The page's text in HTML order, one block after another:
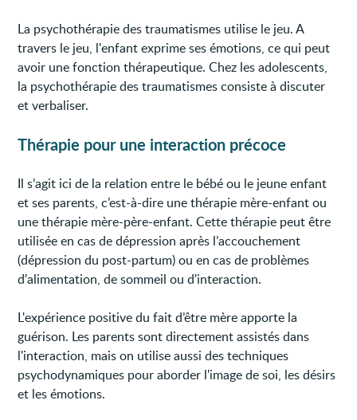
La psychothérapie des traumatismes utilise le jeu. A
travers le jeu, l'enfant exprime ses émotions, ce qui peut
avoir une fonction thérapeutique. Chez les adolescents,
la psychothérapie des traumatismes consiste à discuter
et verbaliser.
Thérapie pour une interaction précoce
Il s’agit ici de la relation entre le bébé ou le jeune enfant
et ses parents, c’est-à-dire une thérapie mère-enfant ou
une thérapie mère-père-enfant. Cette thérapie peut être
utilisée en cas de dépression après l’accouchement
(dépression du post-partum) ou en cas de problèmes
d'alimentation, de sommeil ou d'interaction.
L'expérience positive du fait d’être mère apporte la
guérison. Les parents sont directement assistés dans
l'interaction, mais on utilise aussi des techniques
psychodynamiques pour aborder l'image de soi, les désirs
et les émotions.